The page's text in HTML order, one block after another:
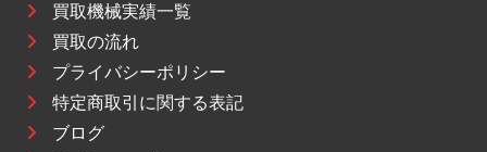
買取機械実績一覧
買取の流れ
プライバシーポリシー
特定商取引に関する表記
ブログ